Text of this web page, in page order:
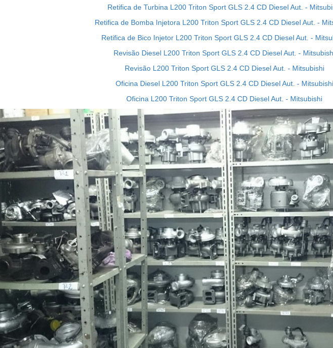
Retifica de Turbina L200 Triton Sport GLS 2.4 CD Diesel Aut. -
Retifica de Bomba Injetora L200 Triton Sport GLS 2.4 CD Diesel Aut. -
Retifica de Bico Injetor L200 Triton Sport GLS 2.4 CD Diesel Aut. -
Revisão Diesel L200 Triton Sport GLS 2.4 CD Diesel Aut. -
Revisão L200 Triton Sport GLS 2.4 CD Diesel Aut. - Mitsubishi
Oficina Diesel L200 Triton Sport GLS 2.4 CD Diesel Aut. - Mitsubishi
Oficina L200 Triton Sport GLS 2.4 CD Diesel Aut. - Mitsubishi